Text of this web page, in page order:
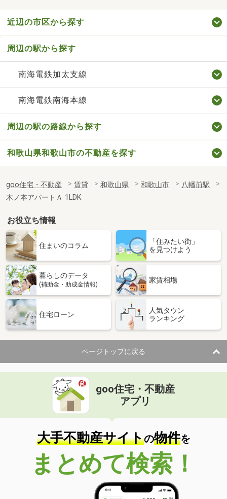
近辺の市区から探す
周辺の駅から探す
南海電鉄加太支線
南海電鉄南海本線
周辺の駅の路線から探す
和歌山県和歌山市の不動産を探す
goo住宅・不動産 賃貸 和歌山県 和歌山市
八幡前駅
木ノ本アパートＡ 1LDK
お役立ち情報
住まいのコラム
「住みたい街」
を見つけよう
暮らしのデータ
(補助金・助成金情報)
家賃相場
住宅ローン
人気タウン
ランキング
ページトップに戻る
goo住宅・不動産
アプリ
大手不動産サイトの物件を
まとめて検索！